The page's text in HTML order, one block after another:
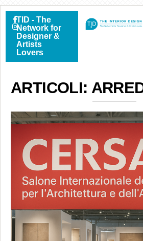
TID - The
Network for
Designer &
Artists
Lovers
ARTICOLI: